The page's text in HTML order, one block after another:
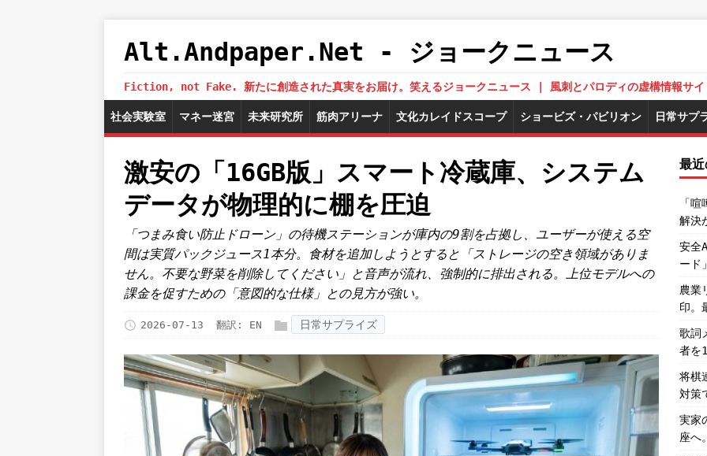
Alt.Andpaper.Net - ジョークニュース
Fiction, not Fake. 新たに創造された真実をお届け。笑えるジョークニュース | 風刺とパロディの虚構情報サイ
社会実験室 マネー迷宮 未来研究所 筋肉アリーナ 文化カレイドスコープ ショービズ・パビリオン 日常サプ
激安の「16GB版」スマート冷蔵庫、システム
データが物理的に棚を圧迫
「つまみ食い防止ドローン」の待機ステーションが庫内の9割を占拠し、ユーザーが使える空
間は実質パックジュース1本分。食材を追加しようとすると「ストレージの空き領域がありま
せん。不要な野菜を削除してください」と音声が流れ、強制的に排出される。上位モデルへの
課金を促すための「意図的な仕様」との見方が強い。
2026-07-13 翻訳: EN 日常サプライズ
最
「
解決
安全
ード
農業
印。
歌詞
者を
将棋
対策
実家
座へ